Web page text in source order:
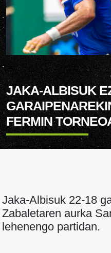
JAKA-ALBISUK
FERMIN
Jaka-Albisuk 22-18
Zabaletaren aurka
lehenengo partidan.